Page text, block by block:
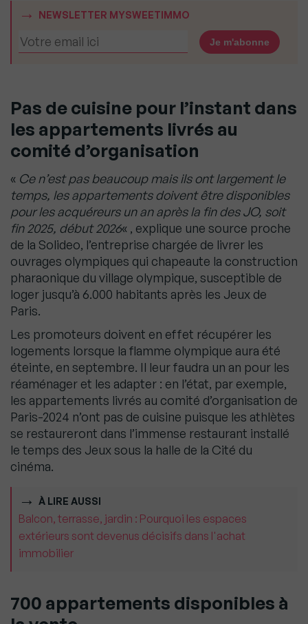
NEWSLETTER MYSWEETIMMO
Pas de cuisine pour l’instant dans
les appartements livrés au
comité d’organisation
« Ce n’est pas beaucoup mais ils ont largement le
temps, les appartements doivent être disponibles
pour les acquéreurs un an après la fin des JO, soit
fin 2025, début 2026« , explique une source proche
de la Solideo, l’entreprise chargée de livrer les
ouvrages olympiques qui chapeaute la construction
pharaonique du village olympique, susceptible de
loger jusqu’à 6.000 habitants après les Jeux de
Paris.
Les promoteurs doivent en effet récupérer les
logements lorsque la flamme olympique aura été
éteinte, en septembre. Il leur faudra un an pour les
réaménager et les adapter : en l’état, par exemple,
les appartements livrés au comité d’organisation de
Paris-2024 n’ont pas de cuisine puisque les athlètes
se restaureront dans l’immense restaurant installé
le temps des Jeux sous la halle de la Cité du
cinéma.
À LIRE AUSSI
Balcon, terrasse, jardin : Pourquoi les espaces
extérieurs sont devenus décisifs dans l'achat
immobilier
700 appartements disponibles à